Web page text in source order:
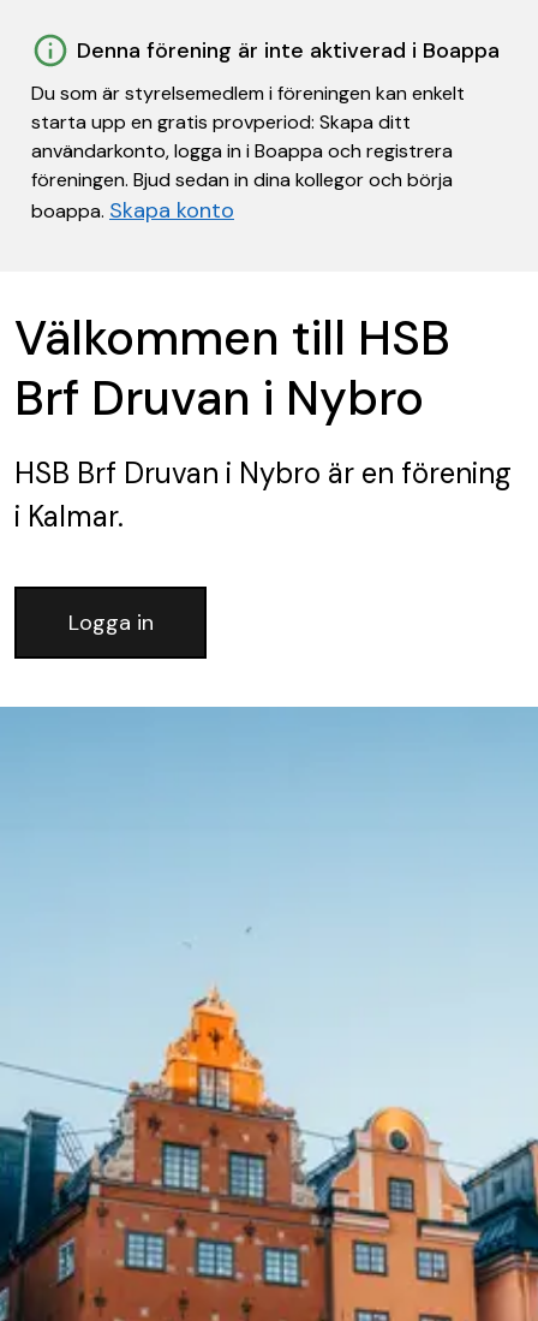
Denna förening är inte aktiverad i Boappa
Du som är styrelsemedlem i föreningen kan enkelt
starta upp en gratis provperiod: Skapa ditt
användarkonto, logga in i Boappa och registrera
föreningen. Bjud sedan in dina kollegor och börja
boappa. Skapa konto
Välkommen till HSB
Brf Druvan i Nybro
HSB Brf Druvan i Nybro är en förening
i Kalmar.
Logga in